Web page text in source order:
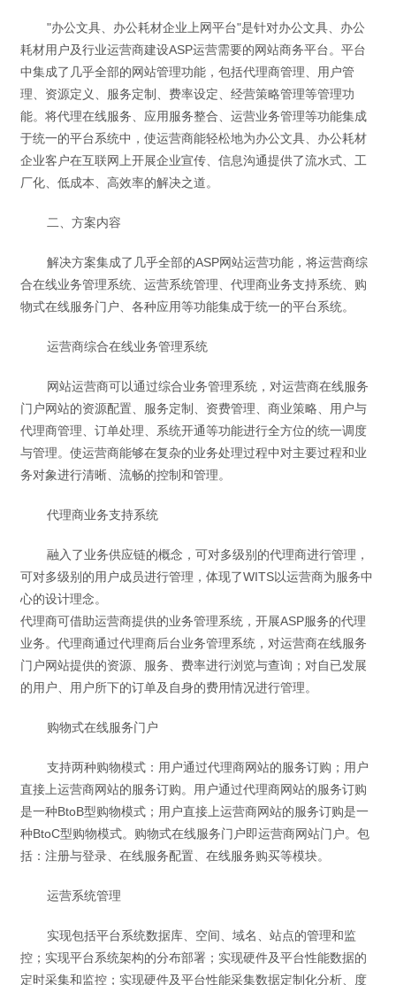
"办公文具、办公耗材企业上网平台"是针对办公文具、办公
耗材用户及行业运营商建设ASP运营需要的网站商务平台。平台
中集成了几乎全部的网站管理功能，包括代理商管理、用户管
理、资源定义、服务定制、费率设定、经营策略管理等管理功
能。将代理在线服务、应用服务整合、运营业务管理等功能集成
于统一的平台系统中，使运营商能轻松地为办公文具、办公耗材
企业客户在互联网上开展企业宣传、信息沟通提供了流水式、工
厂化、低成本、高效率的解决之道。
二、方案内容
解决方案集成了几乎全部的ASP网站运营功能，将运营商综
合在线业务管理系统、运营系统管理、代理商业务支持系统、购
物式在线服务门户、各种应用等功能集成于统一的平台系统。
运营商综合在线业务管理系统
网站运营商可以通过综合业务管理系统，对运营商在线服务
门户网站的资源配置、服务定制、资费管理、商业策略、用户与
代理商管理、订单处理、系统开通等功能进行全方位的统一调度
与管理。使运营商能够在复杂的业务处理过程中对主要过程和业
务对象进行清晰、流畅的控制和管理。
代理商业务支持系统
融入了业务供应链的概念，可对多级别的代理商进行管理，
可对多级别的用户成员进行管理，体现了WITS以运营商为服务中
心的设计理念。
代理商可借助运营商提供的业务管理系统，开展ASP服务的代理
业务。代理商通过代理商后台业务管理系统，对运营商在线服务
门户网站提供的资源、服务、费率进行浏览与查询；对自已发展
的用户、用户所下的订单及自身的费用情况进行管理。
购物式在线服务门户
支持两种购物模式：用户通过代理商网站的服务订购；用户
直接上运营商网站的服务订购。用户通过代理商网站的服务订购
是一种BtoB型购物模式；用户直接上运营商网站的服务订购是一
种BtoC型购物模式。购物式在线服务门户即运营商网站门户。包
括：注册与登录、在线服务配置、在线服务购买等模块。
运营系统管理
实现包括平台系统数据库、空间、域名、站点的管理和监
控；实现平台系统架构的分布部署；实现硬件及平台性能数据的
定时采集和监控；实现硬件及平台性能采集数据定制化分析、度